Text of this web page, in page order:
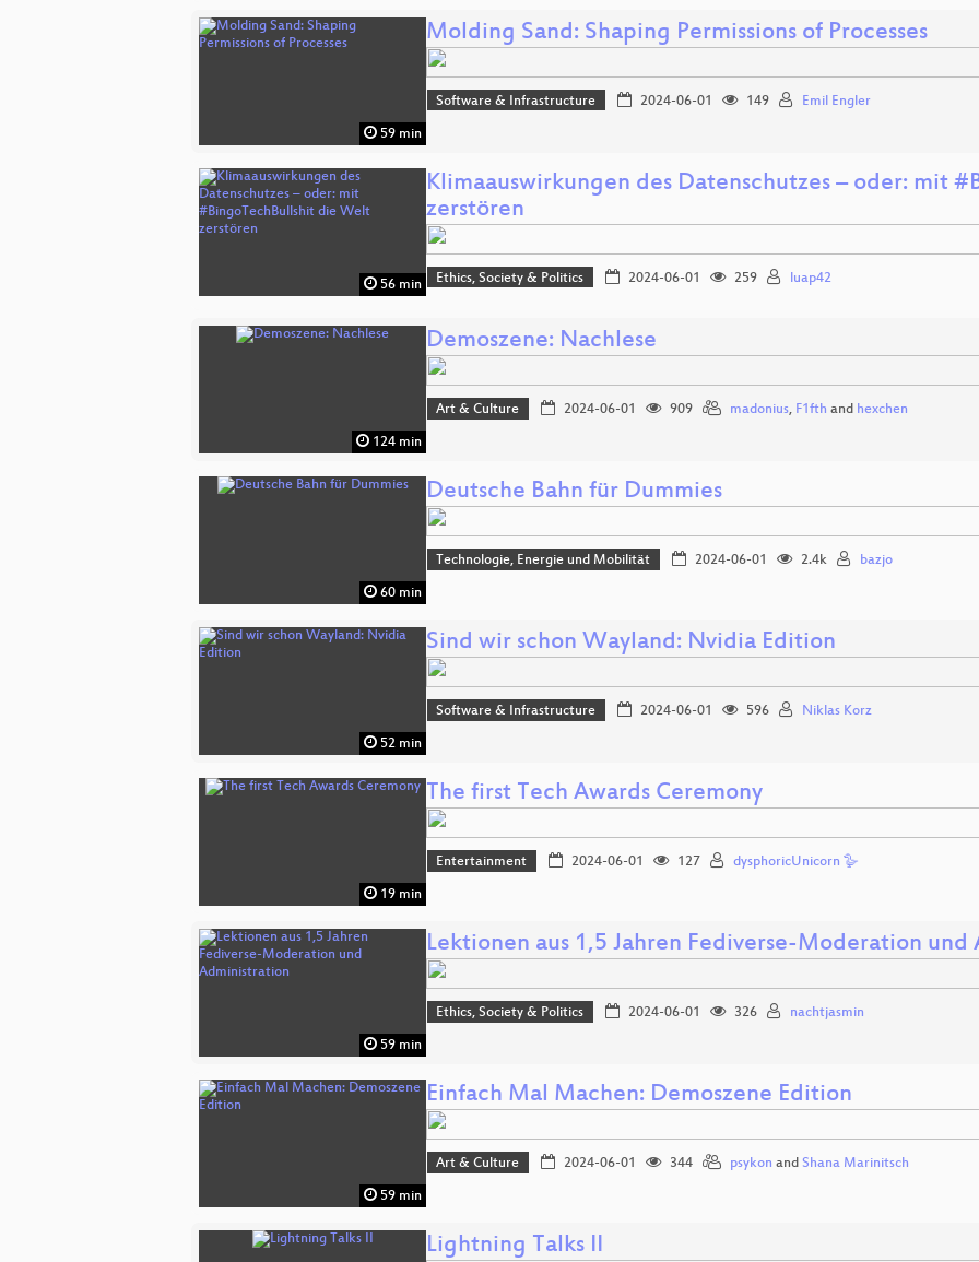
59 min
Molding Sand: Shaping Permissions of Processes
Software & Infrastructure 2024-06-01 149 Emil Engler
56 min
Klimaauswirkungen des Datenschutzes – oder: mit
zerstören
Ethics, Society & Politics 2024-06-01 259 luap42
124 min
Demoszene: Nachlese
Art & Culture 2024-06-01 909 madonius, F1fth and hexchen
60 min
Deutsche Bahn für Dummies
Technologie, Energie und Mobilität 2024-06-01 2.4k bazjo
52 min
Sind wir schon Wayland: Nvidia Edition
Software & Infrastructure 2024-06-01 596 Niklas Korz
19 min
The first Tech Awards Ceremony
Entertainment 2024-06-01 127 dysphoricUnicorn 🪿
59 min
Lektionen aus 1,5 Jahren Fediverse-Moderation
Ethics, Society & Politics 2024-06-01 326 nachtjasmin
59 min
Einfach Mal Machen: Demoszene Edition
Art & Culture 2024-06-01 344 psykon and Shana Marinitsch
Lightning Talks II